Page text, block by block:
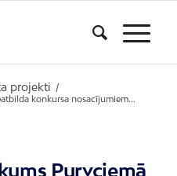
projekti
/
konkursa nosacījumiem...
Purvciemā